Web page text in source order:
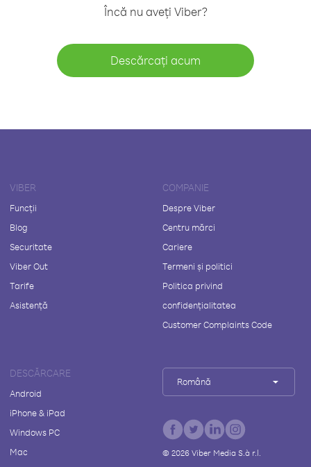
Încă nu aveți Viber?
Descărcați acum
VIBER
Funcții
Blog
Securitate
Viber Out
Tarife
Asistență
COMPANIE
Despre Viber
Centru mărci
Cariere
Termeni și politici
Politica privind
confidențialitatea
Customer Complaints Code
DESCĂRCARE
Android
iPhone & iPad
Windows PC
Mac
Română
© 2026Viber Media S.à r.l.